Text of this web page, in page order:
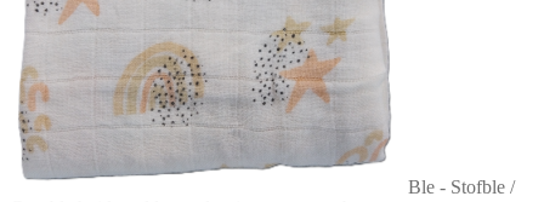
Ble - Stofble /